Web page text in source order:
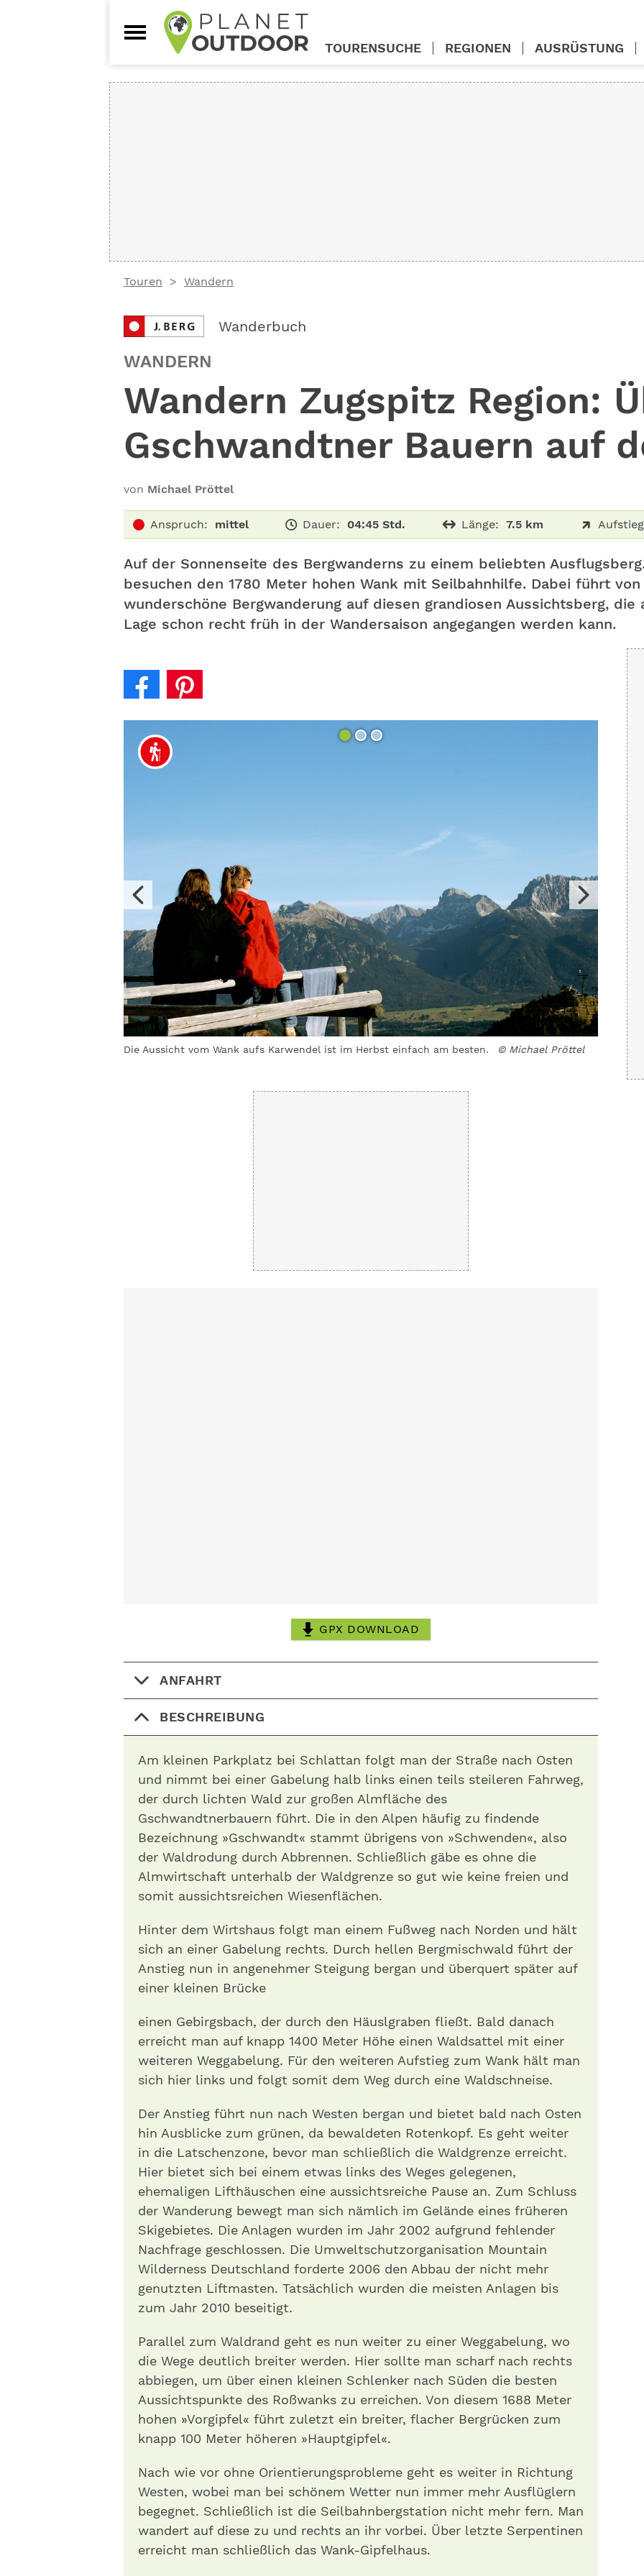
Touren Wandern
Wanderbuch
WANDERN
Wandern Zugspitz Region:
Gschwandtner Bauern auf
von Michael Pröttel
Anspruch: mittel Dauer: 04:45 Std. Länge: 7.5 km
Auf der Sonnenseite des Bergwanderns zu einem beliebten
besuchen den 1780 Meter hohen Wank mit Seilbahnhilfe. Dabei führt
wunderschöne Bergwanderung auf diesen grandiosen Aussichtsberg,
Lage schon recht früh in der Wandersaison angegangen werden kann.
Die Aussicht vom Wank aufs Karwendel ist im Herbst einfach am besten. © Michael Pröttel Das
GPX DOWNLOAD
ANFAHRT
BESCHREIBUNG
Am kleinen Parkplatz bei Schlattan folgt man der Straße nach Osten
und nimmt bei einer Gabelung halb links einen teils steileren Fahrweg,
der durch lichten Wald zur großen Almfläche des
Gschwandtnerbauern führt. Die in den Alpen häufig zu findende
Bezeichnung »Gschwandt« stammt übrigens von »Schwenden«, also
der Waldrodung durch Abbrennen. Schließlich gäbe es ohne die
Almwirtschaft unterhalb der Waldgrenze so gut wie keine freien und
somit aussichtsreichen Wiesenflächen.
Hinter dem Wirtshaus folgt man einem Fußweg nach Norden und hält
sich an einer Gabelung rechts. Durch hellen Bergmischwald führt der
Anstieg nun in angenehmer Steigung bergan und überquert später auf
einer kleinen Brücke
einen Gebirgsbach, der durch den Häuslgraben fließt. Bald danach
erreicht man auf knapp 1400 Meter Höhe einen Waldsattel mit einer
weiteren Weggabelung. Für den weiteren Aufstieg zum Wank hält man
sich hier links und folgt somit dem Weg durch eine Waldschneise.
Der Anstieg führt nun nach Westen bergan und bietet bald nach Osten
hin Ausblicke zum grünen, da bewaldeten Rotenkopf. Es geht weiter
in die Latschenzone, bevor man schließlich die Waldgrenze erreicht.
Hier bietet sich bei einem etwas links des Weges gelegenen,
ehemaligen Lifthäuschen eine aussichtsreiche Pause an. Zum Schluss
der Wanderung bewegt man sich nämlich im Gelände eines früheren
Skigebietes. Die Anlagen wurden im Jahr 2002 aufgrund fehlender
Nachfrage geschlossen. Die Umweltschutzorganisation Mountain
Wilderness Deutschland forderte 2006 den Abbau der nicht mehr
genutzten Liftmasten. Tatsächlich wurden die meisten Anlagen bis
zum Jahr 2010 beseitigt.
Parallel zum Waldrand geht es nun weiter zu einer Weggabelung, wo
die Wege deutlich breiter werden. Hier sollte man scharf nach rechts
abbiegen, um über einen kleinen Schlenker nach Süden die besten
Aussichtspunkte des Roßwanks zu erreichen. Von diesem 1688 Meter
hohen »Vorgipfel« führt zuletzt ein breiter, flacher Bergrücken zum
knapp 100 Meter höheren »Hauptgipfel«.
Nach wie vor ohne Orientierungsprobleme geht es weiter in Richtung
Westen, wobei man bei schönem Wetter nun immer mehr Ausflüglern
begegnet. Schließlich ist die Seilbahnbergstation nicht mehr fern. Man
wandert auf diese zu und rechts an ihr vorbei. Über letzte Serpentinen
erreicht man schließlich das Wank-Gipfelhaus.
TOURENSUCHE REGIONEN AUSRÜSTUNG